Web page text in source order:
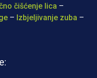
čišćenje lica –
– Izbjeljivanje zuba –